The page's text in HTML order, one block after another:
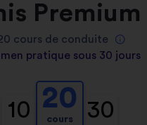
Premium
cours de conduite
pratique sous 30 jours
10 20
cours 30